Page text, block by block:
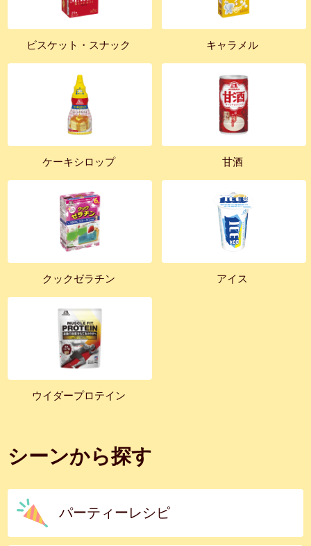
ビスケット・スナック キャラメル
ケーキシロップ 甘酒
クックゼラチン アイス
ウイダープロテイン
シーンから探す
パーティーレシピ